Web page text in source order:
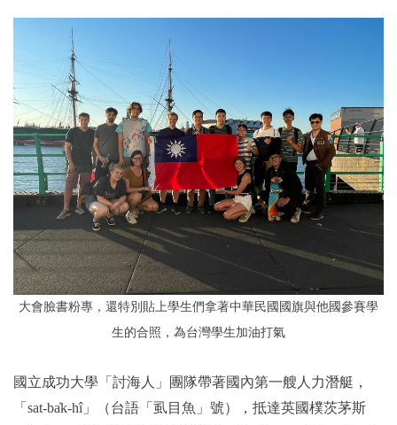
大會臉書粉專，還特別貼上學生們拿著中華民國國旗與他國參賽學
生的合照，為台灣學生加油打氣
國立成功大學「討海人」團隊帶著國內第一艘人力潛艇，
「sat-bak-hî」（台語「虱目魚」號），抵達英國樸茨茅斯